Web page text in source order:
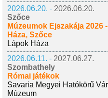
2026.06.20. - 2026.06.20.
Szőce
Múzeumok Éjszakája 2026
Háza, Szőce
Lápok Háza
2026.06.11. - 2027.06.27.
Szombathely
Római játékok
Savaria Megyei Hatókörű
Múzeum